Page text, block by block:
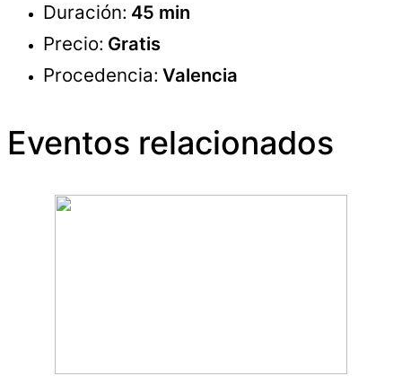
Duración: 45 min
Precio: Gratis
Procedencia: Valencia
Eventos relacionados